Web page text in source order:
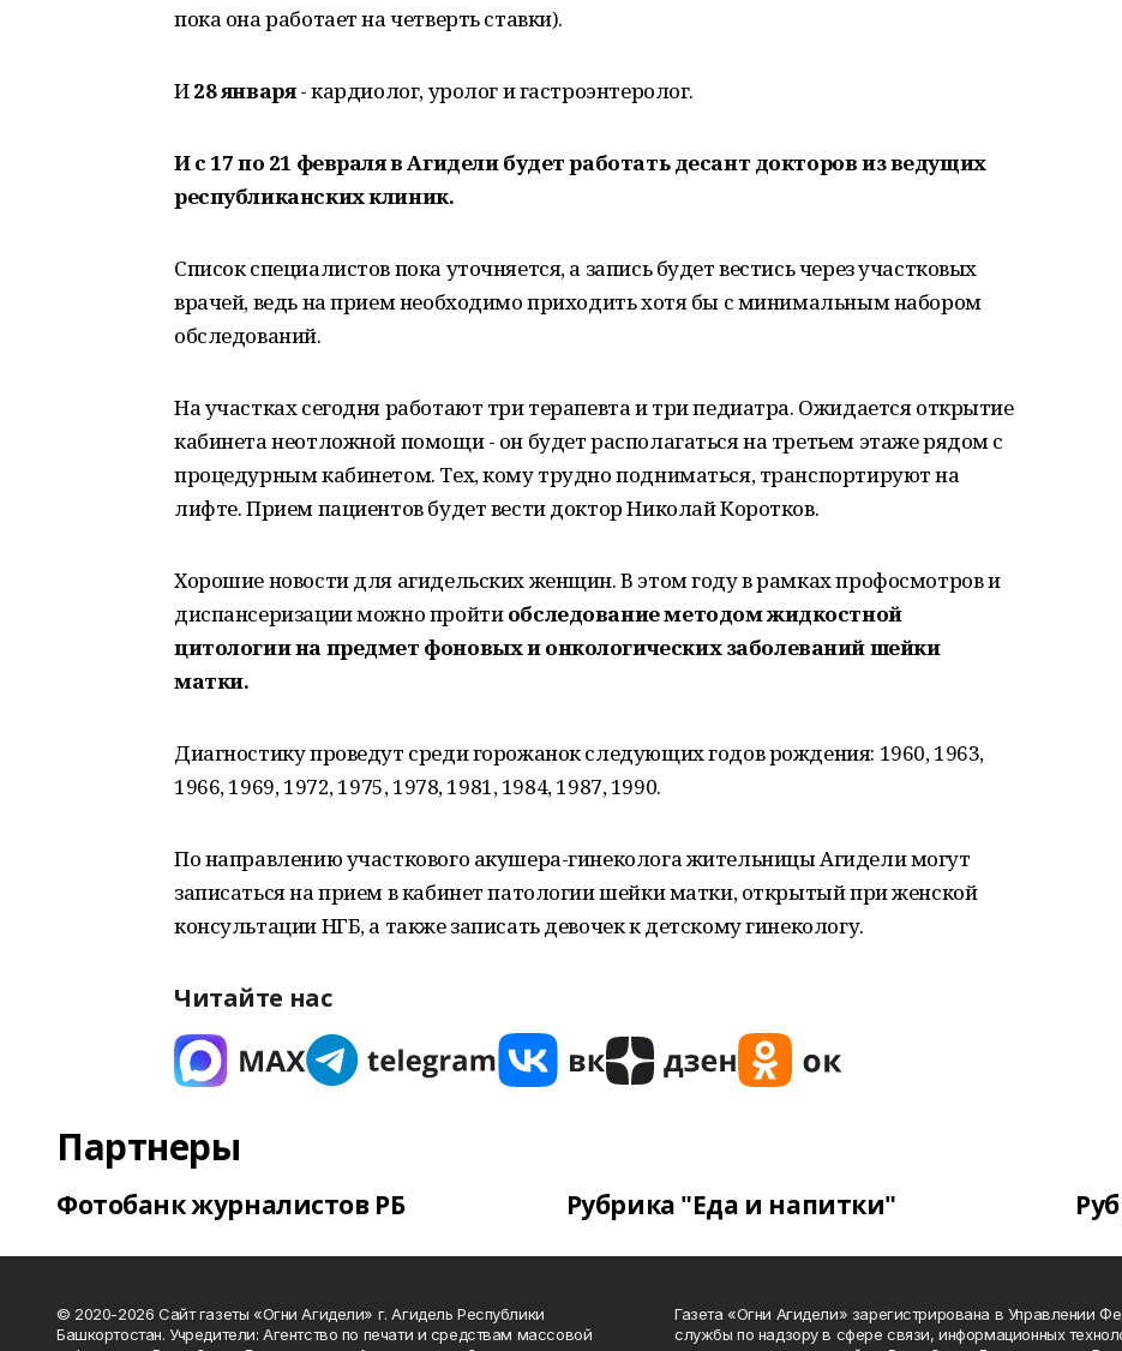
пока она работает на четверть ставки).
И28 января- кардиолог, уролог и гастроэнтеролог.
И с 17 по 21 февраля в Агидели будет работать десант докторов из ведущих
республиканских клиник.
Список специалистов пока уточняется, а запись будет вестись через участковых
врачей, ведь на прием необходимо приходить хотя бы с минимальным набором
обследований.
На участках сегодня работают три терапевта и три педиатра. Ожидается открытие
кабинета неотложной помощи - он будет располагаться на третьем этаже рядом с
процедурным кабинетом. Тех, кому трудно подниматься, транспортируют на
лифте. Прием пациентов будет вести доктор Николай Коротков.
Хорошие новости для агидельских женщин. В этом году в рамках профосмотров и
диспансеризации можно пройтиобследование методом жидкостной
цитологии на предмет фоновых и онкологических заболеваний шейки
матки.
Диагностику проведут среди горожанок следующих годов рождения: 1960, 1963,
1966, 1969, 1972, 1975, 1978, 1981, 1984, 1987, 1990.
По направлению участкового акушера-гинеколога жительницы Агидели могут
записаться на прием в кабинет патологии шейки матки, открытый при женской
консультации НГБ, а также записать девочек к детскому гинекологу.
Читайте нас
Партнеры
Фотобанк журналистов РБ Рубрика "Еда и напитки"
© 2020-2026 Сайт газеты «Огни Агидели» г. Агидель Республики
Башкортостан. Учредители: Агентство по печати и средствам массовой
Газета «Огни Агидели» зарегистрирована в Управлении
службы по надзору в сфере связи, информационных